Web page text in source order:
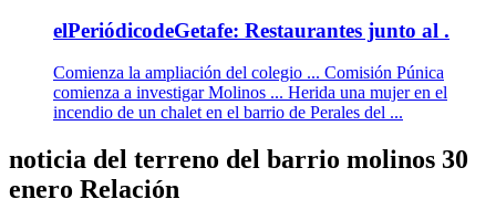
elPeriódicodeGetafe: Restaurantes junto al .
Comienza la ampliación del colegio ... Comisión Púnica
comienza a investigar Molinos ... Herida una mujer en el
incendio de un chalet en el barrio de Perales del ...
noticia del terreno del barrio molinos 30
enero Relación